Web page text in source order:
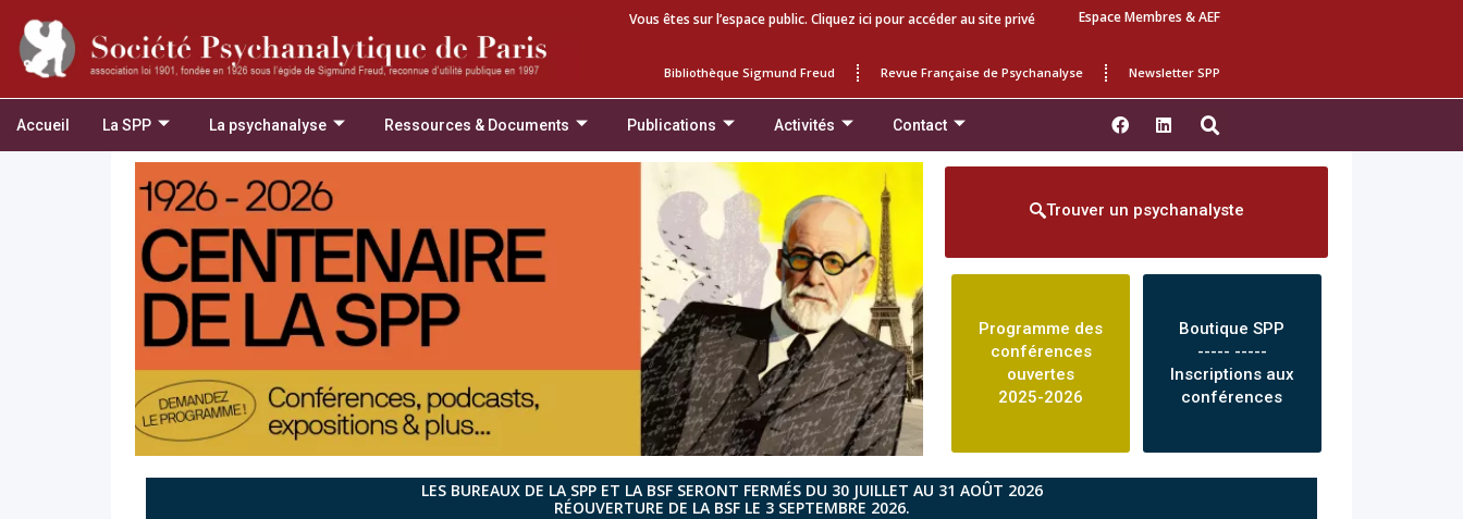
Vous êtes sur l’espace public. Cliquez ici pour accéder au site privé Espace Membres & AEF
Bibliothèque Sigmund Freud Revue Française de Psychanalyse Newsletter SPP
Accueil La SPP La psychanalyse Ressources & Documents Publications Activités Contact
Trouver un psychanalyste
Programme des
conférences
ouvertes
2025-2026
Boutique SPP
----- -----
Inscriptions aux
conférences
LES BUREAUX DE LA SPP ET LA BSF SERONT FERMÉS DU 30 JUILLET AU 31 AOÛT 2026
RÉOUVERTURE DE LA BSF LE 3 SEPTEMBRE 2026.